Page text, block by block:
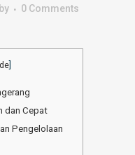
by
0 Comments
dan Cepat
Pengelolaan